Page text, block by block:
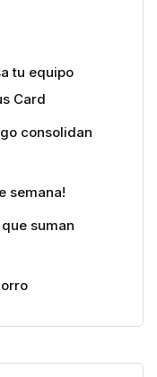
tu equipo
Card
consolidan
semana!
suman